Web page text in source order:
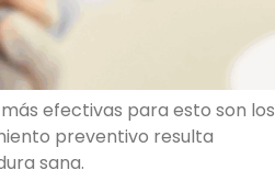
efectivas para esto son los
preventivo resulta
sana.